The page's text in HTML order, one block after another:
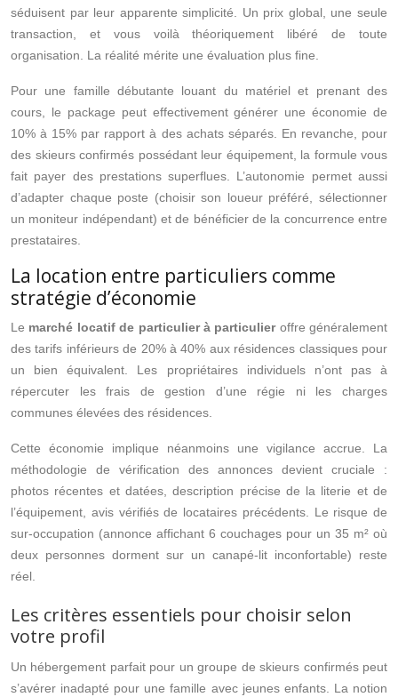
séduisent par leur apparente simplicité. Un prix global, une seule
transaction, et vous voilà théoriquement libéré de toute
organisation. La réalité mérite une évaluation plus fine.
Pour une famille débutante louant du matériel et prenant des
cours, le package peut effectivement générer une économie de
10% à 15% par rapport à des achats séparés. En revanche, pour
des skieurs confirmés possédant leur équipement, la formule vous
fait payer des prestations superflues. L’autonomie permet aussi
d’adapter chaque poste (choisir son loueur préféré, sélectionner
un moniteur indépendant) et de bénéficier de la concurrence entre
prestataires.
La location entre particuliers comme
stratégie d’économie
Le marché locatif de particulier à particulieroffre généralement
des tarifs inférieurs de 20% à 40% aux résidences classiques pour
un bien équivalent. Les propriétaires individuels n’ont pas à
répercuter les frais de gestion d’une régie ni les charges
communes élevées des résidences.
Cette économie implique néanmoins une vigilance accrue. La
méthodologie de vérification des annonces devient cruciale :
photos récentes et datées, description précise de la literie et de
l’équipement, avis vérifiés de locataires précédents. Le risque de
sur-occupation (annonce affichant 6 couchages pour un 35 m² où
deux personnes dorment sur un canapé-lit inconfortable) reste
réel.
Les critères essentiels pour choisir selon
votre profil
Un hébergement parfait pour un groupe de skieurs confirmés peut
s’avérer inadapté pour une famille avec jeunes enfants. La notion